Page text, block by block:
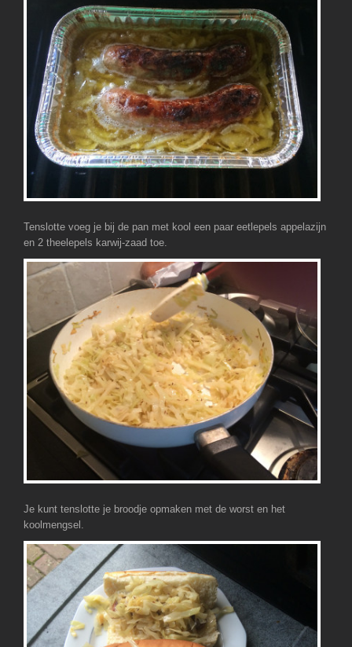
Tenslotte voeg je bij de pan met kool een paar eetlepels appelazijn
en 2 theelepels karwij-zaad toe.
Je kunt tenslotte je broodje opmaken met de worst en het
koolmengsel.